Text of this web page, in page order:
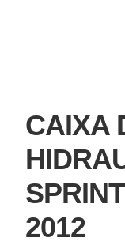
CAIXA
2012